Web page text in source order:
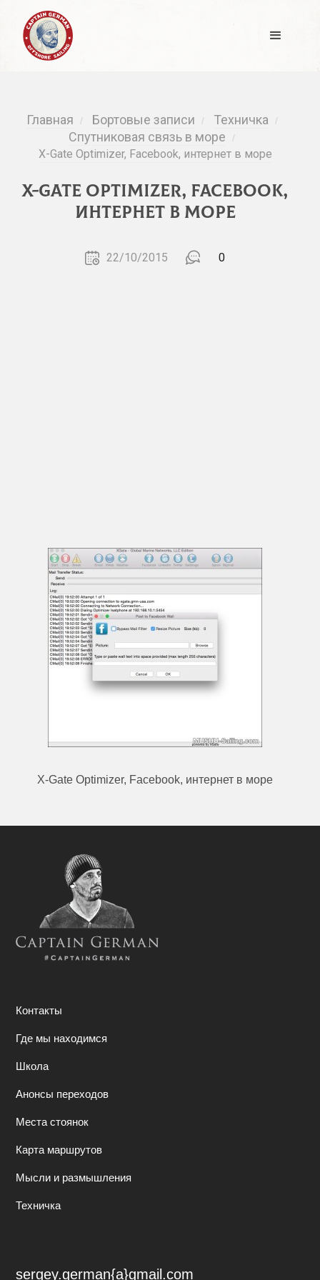
Главная / Бортовые записи / Техничка /
Спутниковая связь в море /
X-Gate Optimizer, Facebook, интернет в море
X-Gate Optimizer, Facebook,
интернет в море
22/10/2015 0
X-Gate Optimizer, Facebook, интернет в море
Контакты
Где мы находимся
Школа
Анонсы переходов
Места стоянок
Карта маршрутов
Мысли и размышления
Техничка
sergey.german{a}gmail.com